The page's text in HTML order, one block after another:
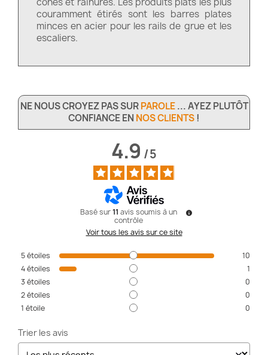
couramment étirés sont les barres plates
minces en acier pour les rails de grue et les
escaliers.
NE NOUS CROYEZ PAS SURPAROLE... AYEZ PLUTÔT
CONFIANCE EN NOS CLIENTS !
4.9/5
Basé sur11 avis soumis à un
contrôle
Voir tous les avis sur ce site
5étoiles
10
4étoiles
1
3 étoiles
0
2étoiles
0
1 étoile 0
Trier les avis